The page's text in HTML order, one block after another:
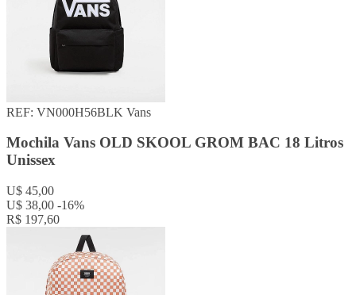
REF: VN000H56BLK Vans
Mochila Vans OLD SKOOL GROM BAC 18 Litros
Unissex
U$ 45,00
U$ 38,00 -16%
R$ 197,60